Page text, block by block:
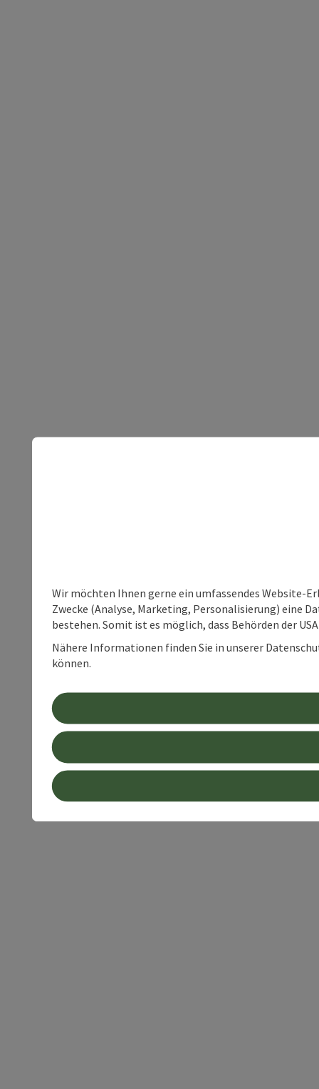
Wir möchten Ihnen gerne ein umfassendes Website-
Zwecke (Analyse, Marketing, Personalisierung) eine
bestehen. Somit ist es möglich, dass Behörden der
Nähere Informationen finden Sie in unserer
können.